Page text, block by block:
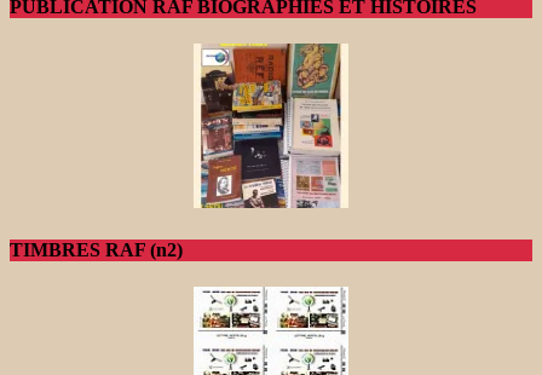
PUBLICATION RAF BIOGRAPHIES ET HISTOIRES
TIMBRES RAF (n2)